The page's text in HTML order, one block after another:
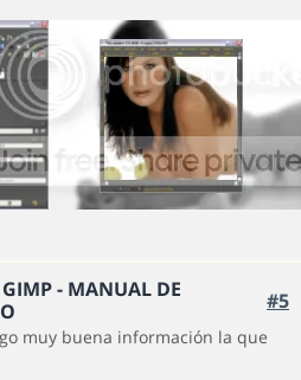
- MANUAL DE
#5
muy buena información la que